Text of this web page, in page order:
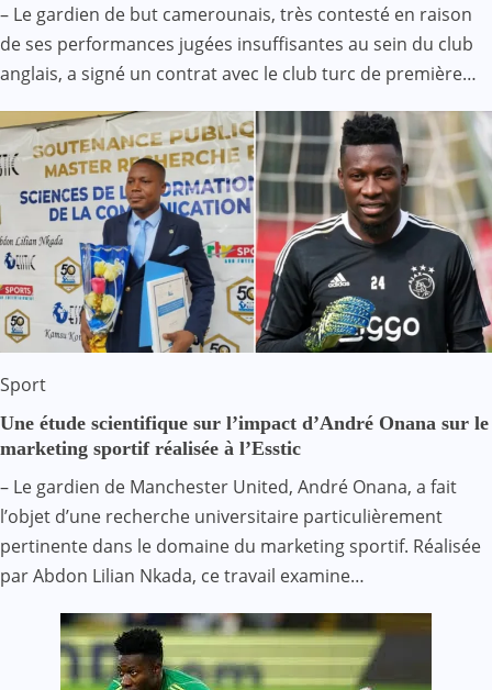
– Le gardien de but camerounais, très contesté en raison
de ses performances jugées insuffisantes au sein du club
anglais, a signé un contrat avec le club turc de première…
Sport
Une étude scientifique sur l’impact d’André Onana sur le
marketing sportif réalisée à l’Esstic
– Le gardien de Manchester United, André Onana, a fait
l’objet d’une recherche universitaire particulièrement
pertinente dans le domaine du marketing sportif. Réalisée
par Abdon Lilian Nkada, ce travail examine…